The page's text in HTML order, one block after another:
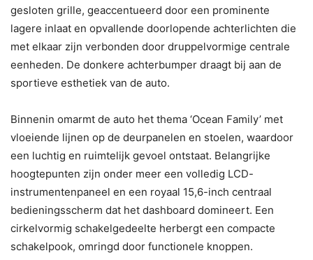
gesloten grille, geaccentueerd door een prominente
lagere inlaat en opvallende doorlopende achterlichten die
met elkaar zijn verbonden door druppelvormige centrale
eenheden. De donkere achterbumper draagt ​​bij aan de
sportieve esthetiek van de auto.
Binnenin omarmt de auto het thema ‘Ocean Family’ met
vloeiende lijnen op de deurpanelen en stoelen, waardoor
een luchtig en ruimtelijk gevoel ontstaat. Belangrijke
hoogtepunten zijn onder meer een volledig LCD-
instrumentenpaneel en een royaal 15,6-inch centraal
bedieningsscherm dat het dashboard domineert. Een
cirkelvormig schakelgedeelte herbergt een compacte
schakelpook, omringd door functionele knoppen.